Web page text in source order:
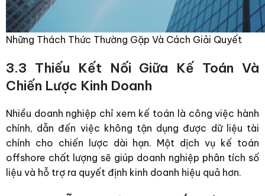
Những Thách Thức Thường Gặp Và Cách Giải Quyết
3.3 Thiếu Kết Nối Giữa Kế Toán Và
Chiến Lược Kinh Doanh
Nhiều doanh nghiệp chỉ xem kế toán là công việc hành
chính, dẫn đến việc không tận dụng được dữ liệu tài
chính cho chiến lược dài hạn. Một dịch vụ kế toán
offshore chất lượng sẽ giúp doanh nghiệp phân tích số
liệu và hỗ trợ ra quyết định kinh doanh hiệu quả hơn.